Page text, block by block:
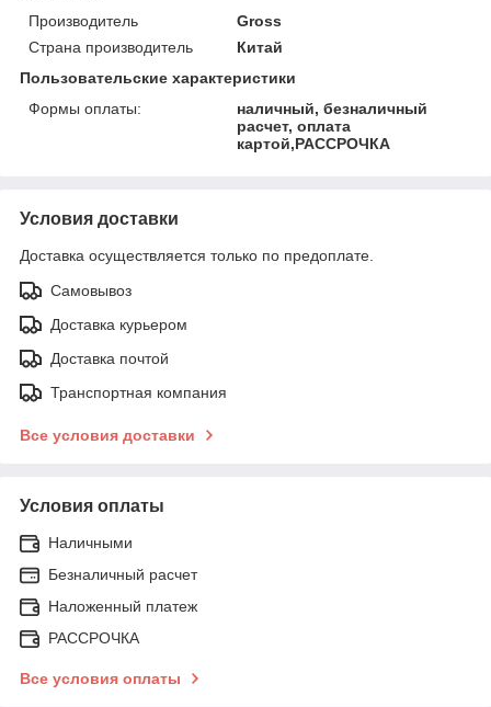
Производитель
Gross
Страна производитель
Китай
Пользовательские характеристики
Формы оплаты:
наличный, безналичный
расчет, оплата
картой,РАССРОЧКА
Условия доставки
Доставка осуществляется только по предоплате.
Самовывоз
Доставка курьером
Доставка почтой
Транспортная компания
Все условия доставки
Условия оплаты
Наличными
Безналичный расчет
Наложенный платеж
РАССРОЧКА
Все условия оплаты